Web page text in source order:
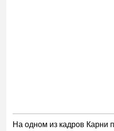
На одном из кадров Карни